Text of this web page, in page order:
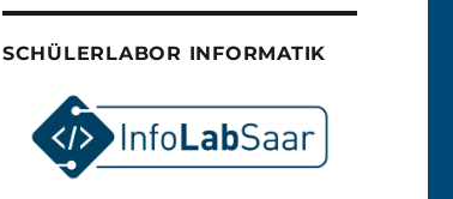
SCHÜLERLABOR INFORMATIK